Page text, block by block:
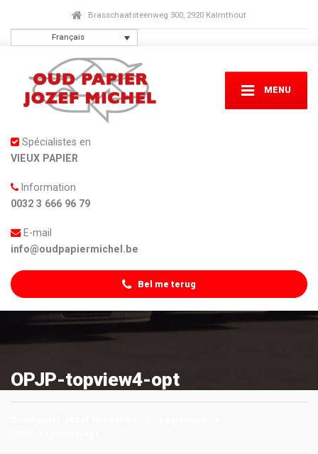
Brasschaatsteenweg 300, 2920 Kalmthout
Français
MENU
Spécialistes en
VIEUX PAPIER
Information
0032 3 666 96 79
E-mail
info@oudpapiermichel.be
Bel me terug
OPJP-topview4-opt